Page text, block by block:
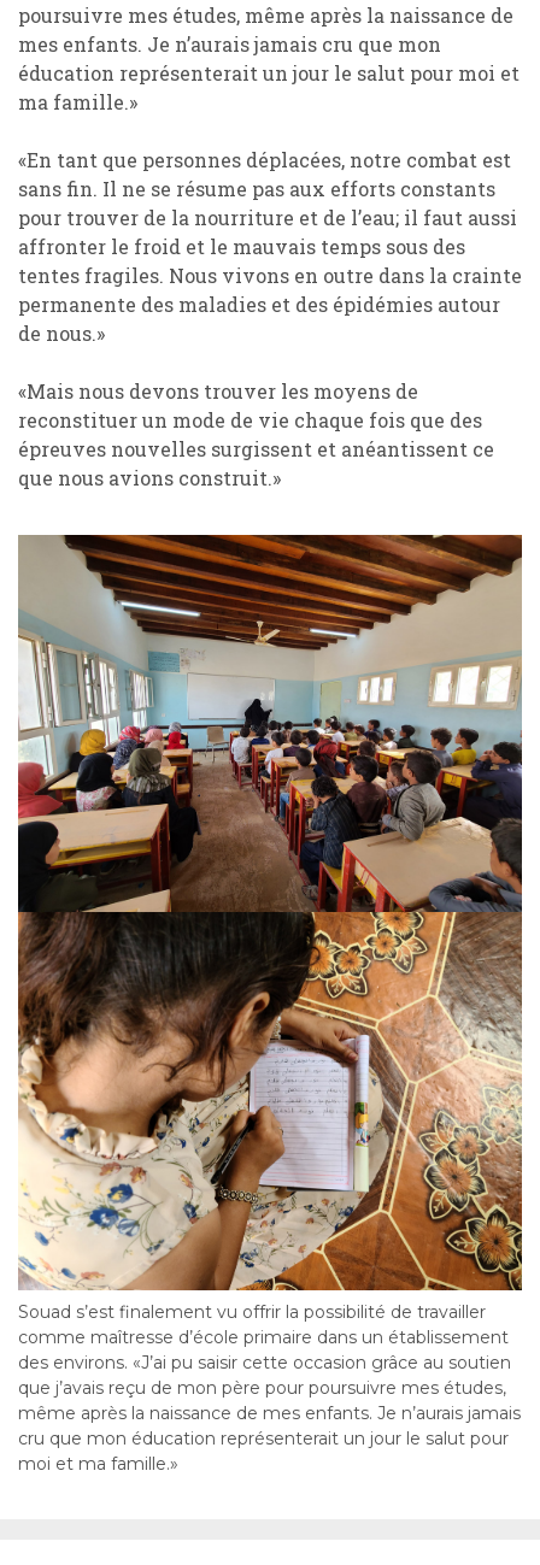
poursuivre mes études, même après la naissance de
mes enfants. Je n’aurais jamais cru que mon
éducation représenterait un jour le salut pour moi et
ma famille.»
«En tant que personnes déplacées, notre combat est
sans fin. Il ne se résume pas aux efforts constants
pour trouver de la nourriture et de l’eau; il faut aussi
affronter le froid et le mauvais temps sous des
tentes fragiles. Nous vivons en outre dans la crainte
permanente des maladies et des épidémies autour
de nous.»
«Mais nous devons trouver les moyens de
reconstituer un mode de vie chaque fois que des
épreuves nouvelles surgissent et anéantissent ce
que nous avions construit.»
Souad s’est finalement vu offrir la possibilité de travailler
comme maîtresse d’école primaire dans un établissement
des environs. «J’ai pu saisir cette occasion grâce au soutien
que j’avais reçu de mon père pour poursuivre mes études,
même après la naissance de mes enfants. Je n’aurais jamais
cru que mon éducation représenterait un jour le salut pour
moi et ma famille.»